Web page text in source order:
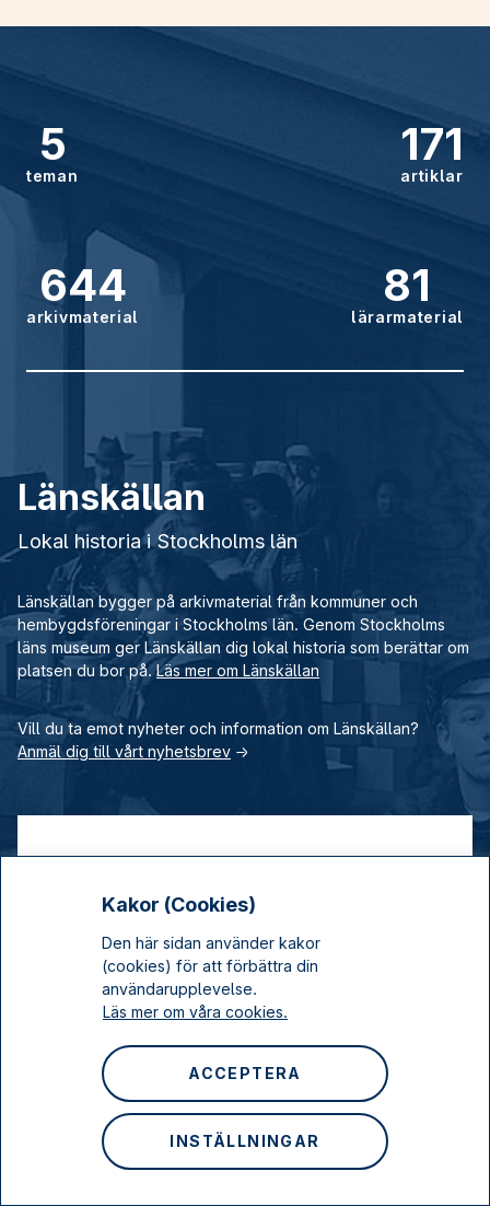
Kakor (Cookies)
Den här sidan använder kakor
(cookies) för att förbättra din
användarupplevelse.
Läs mer om våra cookies.
INSTÄLLNINGAR
ACCEPTERA
5
teman
171
artiklar
644
arkivmaterial
81
lärarmaterial
Länskällan
Lokal historia i Stockholms län
Länskällan bygger på arkivmaterial från kommuner och
hembygdsföreningar i Stockholms län. Genom Stockholms
läns museum ger Länskällan dig lokal historia som berättar om
platsen du bor på.Läs mer om Länskällan
Vill du ta emot nyheter och information om Länskällan?
Anmäl dig till vårt nyhetsbrev →
Bidra till Länskällan
Din kommun kanske inte är med i Länskällan ännu?
Eller vill du tipsa om någon händelse, person eller
lokal historia som du tycker ska finnas med i
Länskällan?
Bidra med material